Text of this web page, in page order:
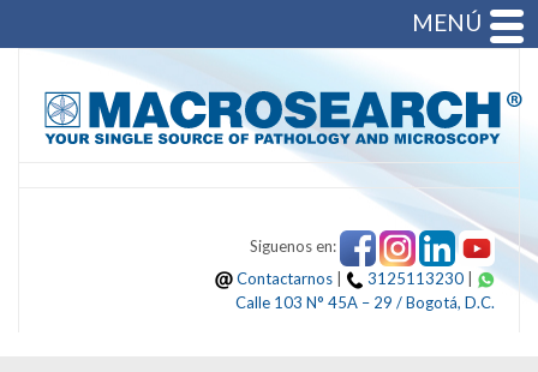
Siguenos en:
Contactarnos
3125113230
Calle 103 N° 45A – 29 / Bogotá, D.C.
MENÚ